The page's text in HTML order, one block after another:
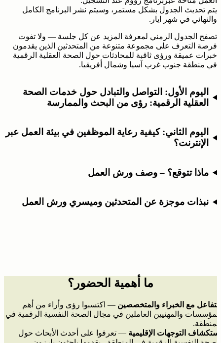
يتم تحديث الجدول بشكل مستمر، وسيتم نشر البرنامج الكامل
والنهائي في شهر ايار.
تصفح الجدول الزمني لمعرفة المزيد عن كل جلسة — ولا تفوت
فرصة التعرف على مجموعة متنوعة من المتحدثين الذين يقدمون
خبرات عميقة ورؤى ثاقبة للمحادثات حول الصحة العقلية الرقمية
في منطقة جنوب غرب آسيا وشمال أفريقيا.
اليوم الأول: التواصل والتبادل حول خدمات الصحة
العقلية الرقمية: رؤى من البحث والممارسة
اليوم الثاني: كيفية رعاية الموظفين في بيئة العمل عبر
الإنترنت؟
ماذا تتوقع؟ – وصف ورش العمل
نبذات موجزة عن المتحدثين وميسري ورش العمل
ما أهمية الحضور؟
التفاعل مع الخبراء والمتخصصين — اكتسبوا رؤى وأراء من أهم
المؤسسات والمهنيين العاملين في مجال الصحة النفسية الرقمية في
المنطقة.
استكشاف التوجهات الإقليمية — تعرفوا على أحدث الأبحاث حول